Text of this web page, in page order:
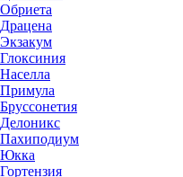
Обриета
Драцена
Экзакум
Глоксиния
Населла
Примула
Бруссонетия
Делоникс
Пахиподиум
Юкка
Гортензия